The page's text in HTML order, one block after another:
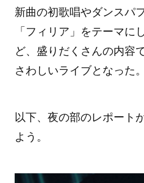
新曲の初歌唱やダンスパ
「フィリア」をテーマに
ど、盛りだくさんの内容
さわしいライブとなった。
以下、夜の部のレポート
よう。